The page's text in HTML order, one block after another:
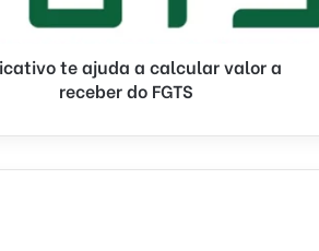
te ajuda a calcular valor a
receber do FGTS